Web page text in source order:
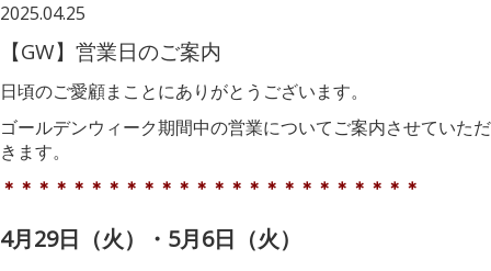
2025.04.25
【GW】営業日のご案内
日頃のご愛顧まことにありがとうございます。
ゴールデンウィーク期間中の営業についてご案内させていただ
きます。
＊＊＊＊＊＊＊＊＊＊＊＊＊＊＊＊＊＊＊＊＊＊＊＊
4月29日（火）・5月6日（火）